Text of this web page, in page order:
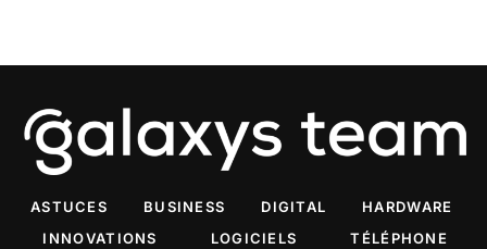
ASTUCES BUSINESS DIGITAL
HARDWARE
INNOVATIONS
LOGICIELS TÉLÉPHONE